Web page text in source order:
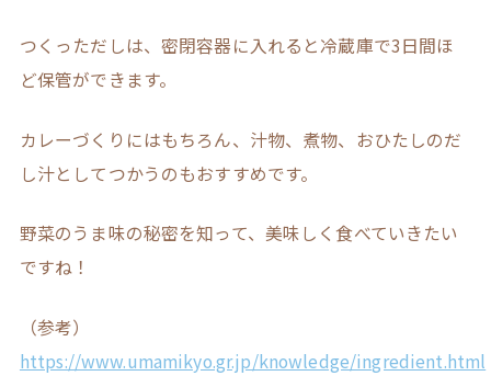
つくっただしは、密閉容器に入れると冷蔵庫で3日間ほ
ど保管ができます。
カレーづくりにはもちろん、汁物、煮物、おひたしのだ
し汁としてつかうのもおすすめです。
野菜のうま味の秘密を知って、美味しく食べていきたい
ですね！
（参考）
https://www.umamikyo.gr.jp/knowledge/ingredient.html